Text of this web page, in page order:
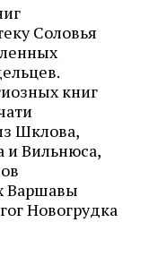
Соловья
книг
Шклова,
и Вильнюса,
Варшавы
Новогрудка